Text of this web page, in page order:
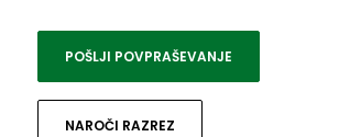
POŠLJI POVPRAŠEVANJE
NAROČI RAZREZ